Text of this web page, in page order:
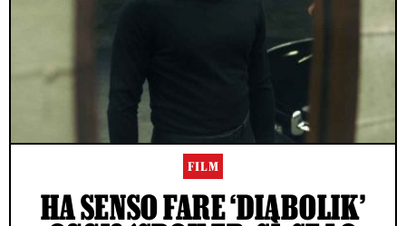
FILM
HA SENSO FARE ‘DIABOLIK’